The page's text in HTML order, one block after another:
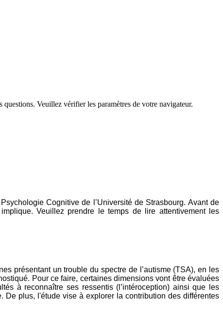
Veuillez vérifier les paramètres de votre navigateur.
Cognitive de l’Université de Strasbourg. Avant de
Veuillez prendre le temps de lire attentivement les
présentant un trouble du spectre de l’autisme (TSA), en les
Pour ce faire, certaines dimensions vont être évaluées
à reconnaître ses ressentis (l’intéroception) ainsi que les
plus, l'étude vise à explorer la contribution des différentes